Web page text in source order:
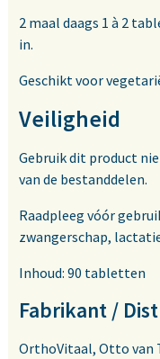
2 maal daags 1 à 2
in.
Geschikt voor
Veiligheid
Gebruik dit product
van de bestanddelen.
Raadpleeg vóór
zwangerschap,
Inhoud: 90 tabletten
Fabrikant /
OrthoVitaal, Otto van